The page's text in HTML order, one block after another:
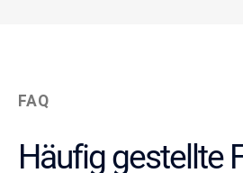
FAQ
Häufig gestellte